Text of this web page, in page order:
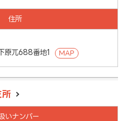
住所
原兀688番地1
MAP
所
いナンバー